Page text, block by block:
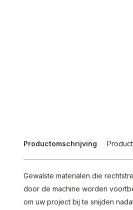
Productomschrijving
Gewalste materialen die
door de machine worden
om uw project bij te snijden